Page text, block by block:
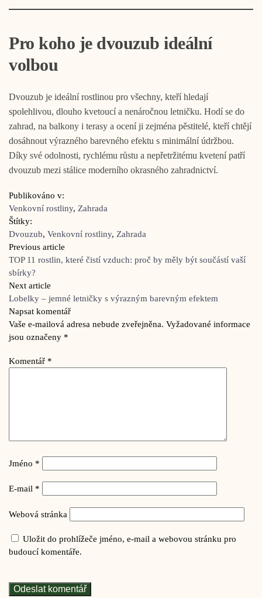
Pro koho je dvouzub ideální
volbou
Dvouzub je ideální rostlinou pro všechny, kteří hledají
spolehlivou, dlouho kvetoucí a nenáročnou letničku. Hodí se do
zahrad, na balkony i terasy a ocení ji zejména pěstitelé, kteří chtějí
dosáhnout výrazného barevného efektu s minimální údržbou.
Díky své odolnosti, rychlému růstu a nepřetržitému kvetení patří
dvouzub mezi stálice moderního okrasného zahradnictví.
Publikováno v:
Venkovní rostliny, Zahrada
Štítky:
Dvouzub, Venkovní rostliny, Zahrada
Previous article
TOP 11 rostlin, které čistí vzduch: proč by měly být součástí vaší
sbírky?
Next article
Lobelky – jemné letničky s výrazným barevným efektem
Napsat komentář
Vaše e-mailová adresa nebude zveřejněna. Vyžadované informace
jsou označeny *
Komentář *
Jméno *
E-mail *
Webová stránka
Uložit do prohlížeče jméno, e-mail a webovou stránku pro
budoucí komentáře.